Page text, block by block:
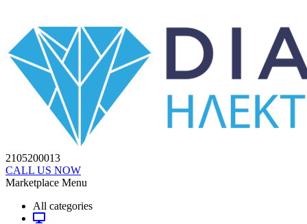
2105200013
CALL US NOW
Marketplace Menu
All categories